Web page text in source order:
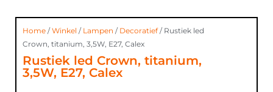
Home /Winkel / Lampen / Decoratief/ Rustiek led
Crown, titanium, 3,5W, E27, Calex
Rustiek led Crown, titanium,
3,5W, E27, Calex